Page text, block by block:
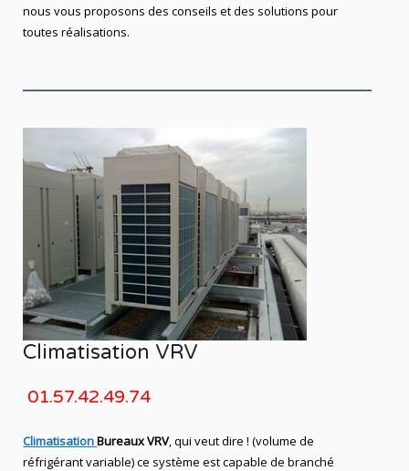
nous vous proposons des conseils et des solutions pour
toutes réalisations.
Climatisation VRV
01.57.42.49.74
ClimatisationBureaux VRV, qui veut dire ! (volume de
réfrigérant variable) ce système est capable de branché